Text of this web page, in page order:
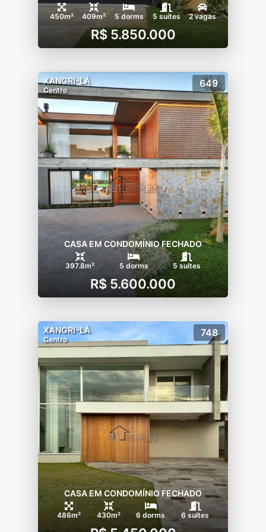
450m² 409m² 5 dorms 5 suítes 2 vagas
R$ 5.850.000
XANGRI-LÁ
Centro
649
CASA EM CONDOMÍNIO FECHADO
397.8m² 5 dorms 5 suítes
R$ 5.600.000
XANGRI-LÁ
Centro
748
CASA EM CONDOMÍNIO FECHADO
486m² 430m² 6 dorms 6 suítes